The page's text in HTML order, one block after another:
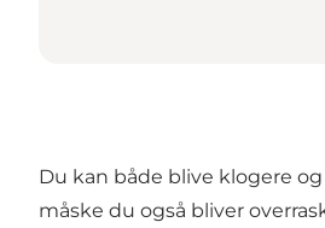
Du kan både blive klogere
måske du også bliver